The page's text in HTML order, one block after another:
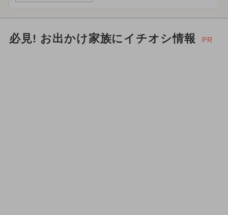
必見! お出かけ家族にイチオシ情報 PR